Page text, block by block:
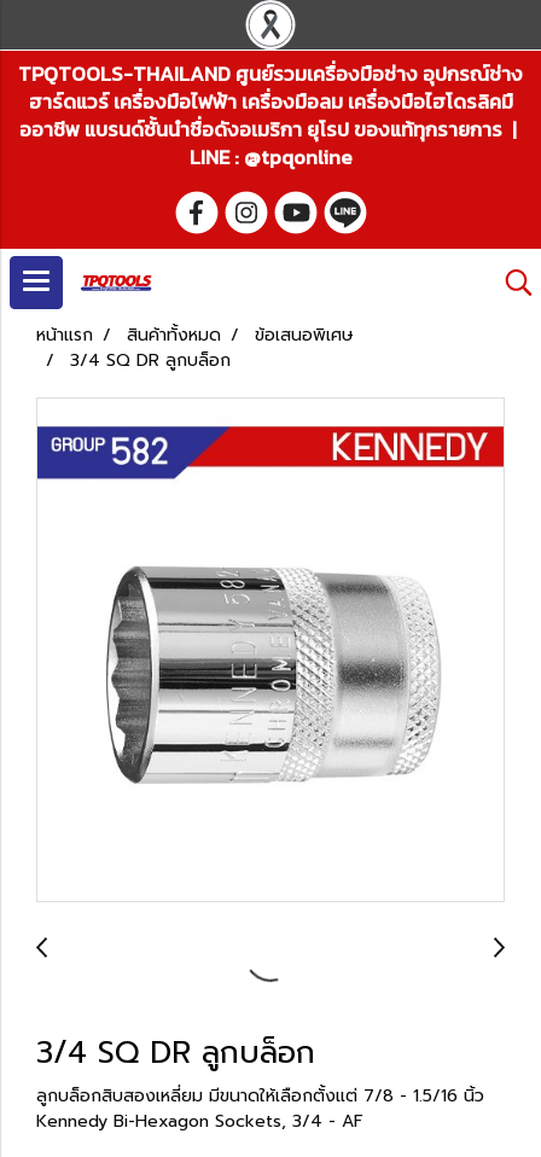
TPQTOOLS-THAILAND ศูนย์รวมเครื่องมือช่าง อุปกรณ์ช่าง
ฮาร์ดแวร์ เครื่องมือไฟฟ้า เครื่องมือลม เครื่องมือไฮโดรลิคมื
ออาชีพ แบรนด์ชั้นนำชื่อดังอเมริกา ยุโรป ของแท้ทุกรายการ |
LINE : @tpqonline
หน้าแรก สินค้าทั้งหมด
ข้อเสนอพิเศษ
3/4 SQ DR ลูกบล็อก
3/4 SQ DR ลูกบล็อก
ลูกบล็อกสิบสองเหลี่ยม มีขนาดให้เลือกตั้งแต่ 7/8 - 1.5/16 นิ้ว
Kennedy Bi-Hexagon Sockets, 3/4 - AF